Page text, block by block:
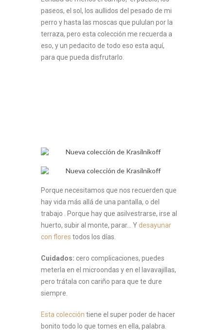
paseos, el sol, los aullidos del pesado de mi
perro y hasta las moscas que pululan por la
terraza, pero esta colección me recuerda a
eso, y un pedacito de todo eso esta aquí,
para que pueda disfrutarlo.
Porque necesitamos que nos recuerden que
hay vida más allá de una pantalla, o del
trabajo . Porque hay que asilvestrarse, irse al
huerto, subir al monte, parar… Y desayunar
con flores todos los días.
Cuidados: cero complicaciones, puedes
meterla en el microondas y en el lavavajillas,
pero trátala con cariño para que te dure
siempre.
Esta colección tiene el super poder de hacer
bonito todo lo que tomes en ella, palabra.